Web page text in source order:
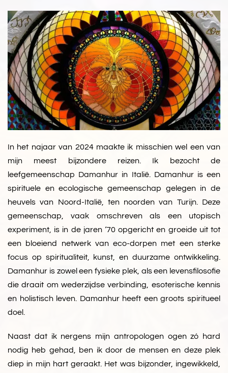
In het najaar van 2024 maakte ik misschien wel een van
mijn meest bijzondere reizen. Ik bezocht de
leefgemeenschap Damanhur in Italië. Damanhur is een
spirituele en ecologische gemeenschap gelegen in de
heuvels van Noord-Italië, ten noorden van Turijn. Deze
gemeenschap, vaak omschreven als een utopisch
experiment, is in de jaren ‘70 opgericht en groeide uit tot
een bloeiend netwerk van eco-dorpen met een sterke
focus op spiritualiteit, kunst, en duurzame ontwikkeling.
Damanhur is zowel een fysieke plek, als een levensfilosofie
die draait om wederzijdse verbinding, esoterische kennis
en holistisch leven. Damanhur heeft een groots spiritueel
doel.
Naast dat ik nergens mijn antropologen ogen zó hard
nodig heb gehad, ben ik door de mensen en deze plek
diep in mijn hart geraakt. Het was bijzonder, ingewikkeld,